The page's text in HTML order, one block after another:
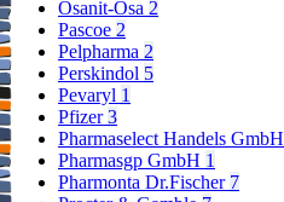
Osanit-Osa 2
Pascoe 2
Pelpharma 2
Perskindol 5
Pevaryl 1
Pfizer3
Pharmaselect Handels GmbH
Pharmasgp GmbH 1
Pharmonta Dr.Fischer 7